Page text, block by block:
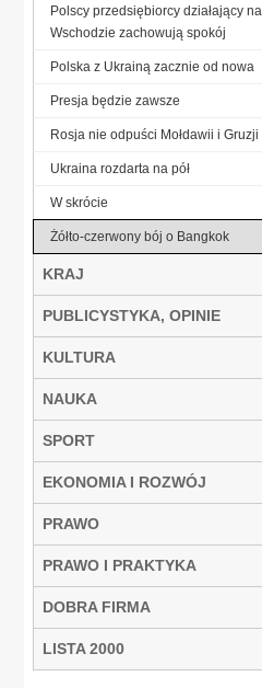
Polscy przedsiębiorcy działający na
Wschodzie zachowują spokój
Polska z Ukrainą zacznie od nowa
Presja będzie zawsze
Rosja nie odpuści Mołdawii i Gruzji
Ukraina rozdarta na pół
W skrócie
Żółto-czerwony bój o Bangkok
KRAJ
PUBLICYSTYKA, OPINIE
KULTURA
NAUKA
SPORT
EKONOMIA I ROZWÓJ
PRAWO
PRAWO I PRAKTYKA
DOBRA FIRMA
LISTA 2000